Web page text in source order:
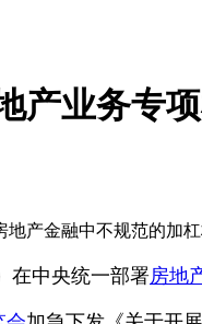
产业务专
产金融中不规范的加
在中央统一部署房地